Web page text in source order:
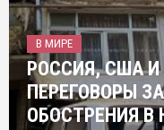
В МИРЕ
РОССИЯ, США И
ПЕРЕГОВОРЫ
ОБОСТРЕНИЯ В